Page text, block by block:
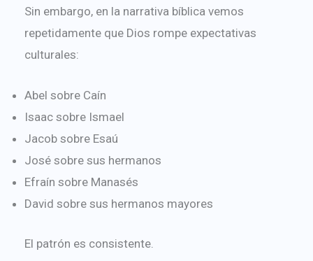
Sin embargo, en la narrativa bíblica vemos
repetidamente que Dios rompe expectativas
culturales:
Abel sobre Caín
Isaac sobre Ismael
Jacob sobre Esaú
José sobre sus hermanos
Efraín sobre Manasés
David sobre sus hermanos mayores
El patrón es consistente.